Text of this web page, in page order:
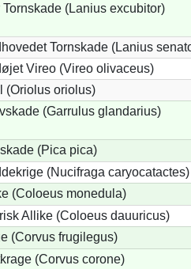
Tornskade (Lanius excubitor)
Tornskade (Lanius
Vireo (Vireo olivaceus)
(Oriolus oriolus)
(Garrulus glandarius)
(Pica pica)
(Nucifraga caryocatactes)
(Coloeus monedula)
Allike (Coloeus dauuricus)
(Corvus frugilegus)
(Corvus corone)